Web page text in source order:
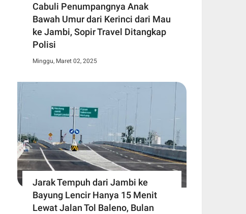
Cabuli Penumpangnya Anak
Bawah Umur dari Kerinci dari Mau
ke Jambi, Sopir Travel Ditangkap
Polisi
Minggu, Maret 02, 2025
Jarak Tempuh dari Jambi ke
Bayung Lencir Hanya 15 Menit
Lewat Jalan Tol Baleno, Bulan